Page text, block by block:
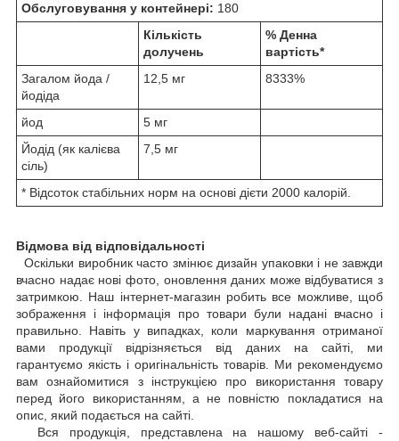
Обслуговування у контейнері: 180
Кількість
долучень
% Денна
вартість*
Загалом йода /
йодіда
12,5 мг 8333%
йод
5 мг
Йодід (як калієва
сіль)
7,5 мг
* Відсоток стабільних норм на основі дієти 2000 калорій.
Відмова від відповідальності
Оскільки виробник часто змінює дизайн упаковки і не завжди
вчасно надає нові фото, оновлення даних може відбуватися з
затримкою. Наш інтернет-магазин робить все можливе, щоб
зображення і інформація про товари були надані вчасно і
правильно. Навіть у випадках, коли маркування отриманої
вами продукції відрізняється від даних на сайті, ми
гарантуємо якість і оригінальність товарів. Ми рекомендуємо
вам ознайомитися з інструкцією про використання товару
перед його використанням, а не повністю покладатися на
опис, який подається на сайті.
Вся продукція, представлена на нашому веб-сайті -